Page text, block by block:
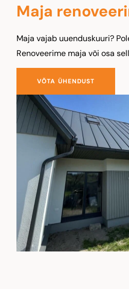
Maja
Maja vajab uuenduskuuri?
Renoveerime maja või osa
VÕTA ÜHENDUST